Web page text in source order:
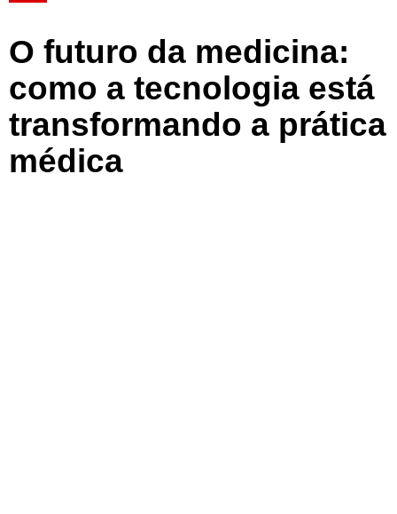
O futuro da medicina:
como a tecnologia está
transformando a prática
médica